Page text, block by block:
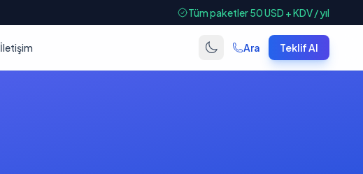
Tüm paketler 50 USD + KDV / yıl
İletişim Ara Teklif Al